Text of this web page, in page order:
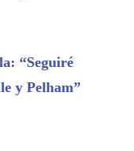
“Seguiré
y Pelham”